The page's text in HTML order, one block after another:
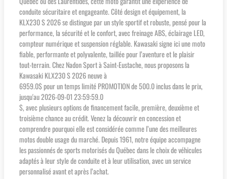
conduite sécuritaire et engageante. Côté design et équipement, la
KLX230 S 2026 se distingue par un style sportif et robuste, pensé pour la
performance, la sécurité et le confort, avec freinage ABS, éclairage LED,
compteur numérique et suspension réglable. Kawasaki signe ici une moto
fiable, performante et polyvalente, taillée pour l’aventure et le plaisir
tout-terrain. Chez Nadon Sport à Saint-Eustache, nous proposons la
Kawasaki KLX230 S 2026 neuve à
6959.0$ pour un temps limité PROMOTION de 500.0 inclus dans le prix,
jusqu'au 2026-09-01 23:59:59.0
$, avec plusieurs options de financement facile, première, deuxième et
troisième chance au crédit. Venez la découvrir en concession et
comprendre pourquoi elle est considérée comme l’une des meilleures
motos double usage du marché. Depuis 1961, notre équipe accompagne
les passionnés de sports motorisés du Québec dans le choix de véhicules
adaptés à leur style de conduite et à leur utilisation, avec un service
personnalisé avant et après l’achat.